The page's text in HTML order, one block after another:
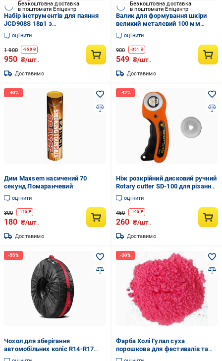
Безкоштовна доставка
в поштомати Епіцентр
Набір інструментів для паяння
JCD908S 18в1 з
терморегулятором 80 W до 500
°C
оцінити
1 900 -950₴
950 ₴/шт.
Доставимо
Безкоштовна доставка
в поштомати Епіцентр
Валик для формування шкіри
великий металевий 100 мм
Коричневий
оцінити
900 -351 ₴
549 ₴/шт.
Доставимо
Дим Maxsem насичений 70
секунд Помаранчевий
оцінити
300 -120 ₴
180 ₴/шт.
Доставимо
Ніж розкрійний дисковий ручний
Rotary cutter SD-100 для різання
тканини/шкіри/паперу d 45 мм
оцінити
450 -190 ₴
260 ₴/шт.
Доставимо
Чохол для зберігання
автомобільних коліс R14-R17
Чорний
Фарба Холі Гулал суха
порошкова для фестивалів та
флешмобів 50 г Рожевий